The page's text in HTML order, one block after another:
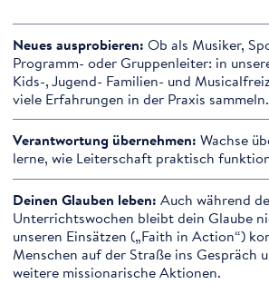
Neues ausprobieren: Ob als Musiker,
Programm- oder Gruppenleiter: in
Kids-, Jugend- Familien- und
viele Erfahrungen in der Praxis sammeln.
Verantwortung übernehmen: Wachse
lerne, wie Leiterschaft praktisch
Deinen Glauben leben: Auch während
Unterrichtswochen bleibt dein Glaube
unseren Einsätzen („Faith in Action“)
Menschen auf der Straße ins Gespräch
weitere missionarische Aktionen.